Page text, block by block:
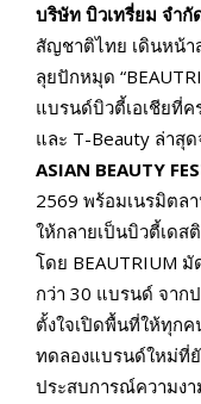
บริษัท บิวเทรี่ยม จำกั
สัญชาติไทย เดินหน้า
ลุยปักหมุด
แบรนด์บิวตี้เอเชียที่ค
และ T-Beauty ล่าสุ
ASIAN BEAUTY
2569 พร้อมเนรมิตล
ให้กลายเป็นบิวตี้เดส
โดย BEAUTRIUM
กว่า 30 แบรนด์ จาก
ตั้งใจเปิดพื้นที่ให้ทุก
ทดลองแบรนด์ใหม่ที่
ประสบการณ์ความง